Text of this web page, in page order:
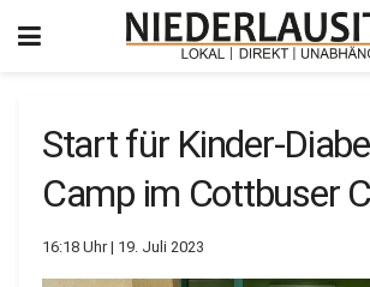
Start für Kinder-
Camp im Cottbuser
16:18 Uhr | 19. Juli 2023